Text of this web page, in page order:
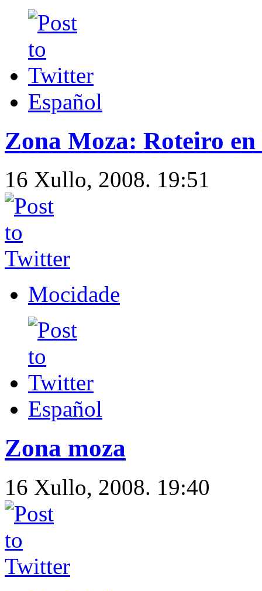
Español
Zona Moza: Roteiro
16 Xullo, 2008. 19:51
Mocidade
Español
Zona moza
16 Xullo, 2008. 19:40